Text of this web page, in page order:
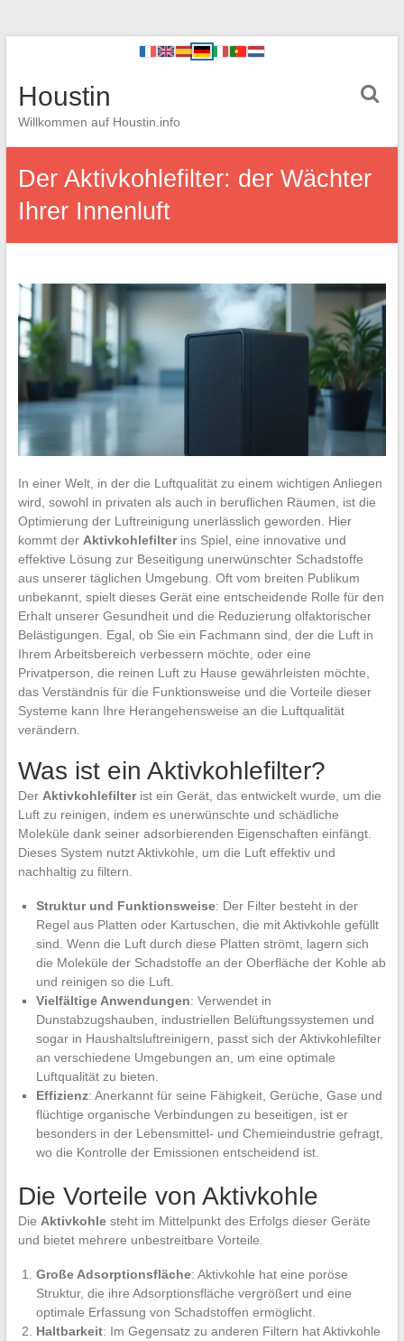
Houstin
Willkommen auf Houstin.info
Der Aktivkohlefilter: der Wächter
Ihrer Innenluft
In einer Welt, in der die Luftqualität zu einem wichtigen Anliegen
wird, sowohl in privaten als auch in beruflichen Räumen, ist die
Optimierung der Luftreinigung unerlässlich geworden. Hier
kommt der Aktivkohlefilterins Spiel, eine innovative und
effektive Lösung zur Beseitigung unerwünschter Schadstoffe
aus unserer täglichen Umgebung. Oft vom breiten Publikum
unbekannt, spielt dieses Gerät eine entscheidende Rolle für den
Erhalt unserer Gesundheit und die Reduzierung olfaktorischer
Belästigungen. Egal, ob Sie ein Fachmann sind, der die Luft in
Ihrem Arbeitsbereich verbessern möchte, oder eine
Privatperson, die reinen Luft zu Hause gewährleisten möchte,
das Verständnis für die Funktionsweise und die Vorteile dieser
Systeme kann Ihre Herangehensweise an die Luftqualität
verändern.
Was ist ein Aktivkohlefilter?
Der Aktivkohlefilterist ein Gerät, das entwickelt wurde, um die
Luft zu reinigen, indem es unerwünschte und schädliche
Moleküle dank seiner adsorbierenden Eigenschaften einfängt.
Dieses System nutzt Aktivkohle, um die Luft effektiv und
nachhaltig zu filtern.
Struktur und Funktionsweise: Der Filter besteht in der
Regel aus Platten oder Kartuschen, die mit Aktivkohle gefüllt
sind. Wenn die Luft durch diese Platten strömt, lagern sich
die Moleküle der Schadstoffe an der Oberfläche der Kohle ab
und reinigen so die Luft.
Vielfältige Anwendungen: Verwendet in
Dunstabzugshauben, industriellen Belüftungssystemen und
sogar in Haushaltsluftreinigern, passt sich der Aktivkohlefilter
an verschiedene Umgebungen an, um eine optimale
Luftqualität zu bieten.
Effizienz: Anerkannt für seine Fähigkeit, Gerüche, Gase und
flüchtige organische Verbindungen zu beseitigen, ist er
besonders in der Lebensmittel- und Chemieindustrie gefragt,
wo die Kontrolle der Emissionen entscheidend ist.
Die Vorteile von Aktivkohle
Die Aktivkohlesteht im Mittelpunkt des Erfolgs dieser Geräte
und bietet mehrere unbestreitbare Vorteile.
Große Adsorptionsfläche: Aktivkohle hat eine poröse
Struktur, die ihre Adsorptionsfläche vergrößert und eine
optimale Erfassung von Schadstoffen ermöglicht.
Haltbarkeit: Im Gegensatz zu anderen Filtern hat Aktivkohle